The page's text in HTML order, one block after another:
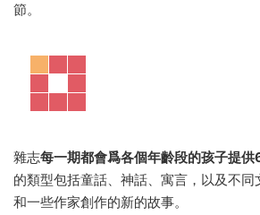
節。
雜志每一期都會爲各個年齡段的孩子提
的類型包括童話、神話、寓言，以及不
和一些作家創作的新的故事。